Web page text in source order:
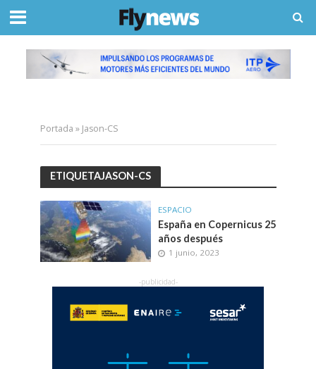
Portada » Jason-CS
ETIQUETAJASON-CS
ESPACIO
España en Copernicus 25
años después
1 junio, 2023